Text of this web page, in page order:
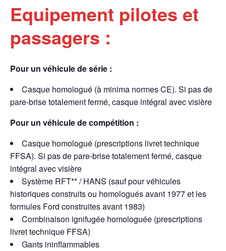
Equipement pilotes et
passagers :
Pour un véhicule de série :
Casque homologué (à minima normes CE). Si pas de
pare-brise totalement fermé, casque intégral avec visière
Pour un véhicule de compétition :
Casque homologué (prescriptions livret technique
FFSA). Si pas de pare-brise totalement fermé, casque
intégral avec visière
Système RFT** / HANS (sauf pour véhicules
historiques construits ou homologués avant 1977 et les
formules Ford construites avant 1983)
Combinaison ignifugée homologuée (prescriptions
livret technique FFSA)
Gants ininflammables